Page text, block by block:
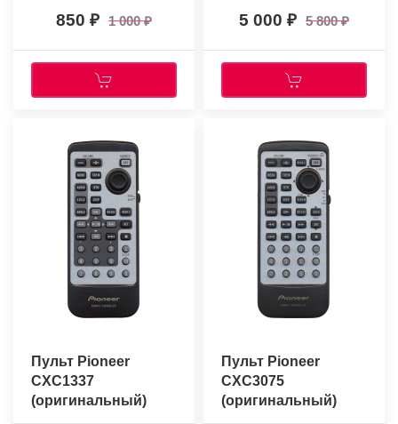
850 1 000 5 000 5 800
Пульт Pioneer
CXC1337
(оригинальный)
Пульт Pioneer
CXC3075
(оригинальный)